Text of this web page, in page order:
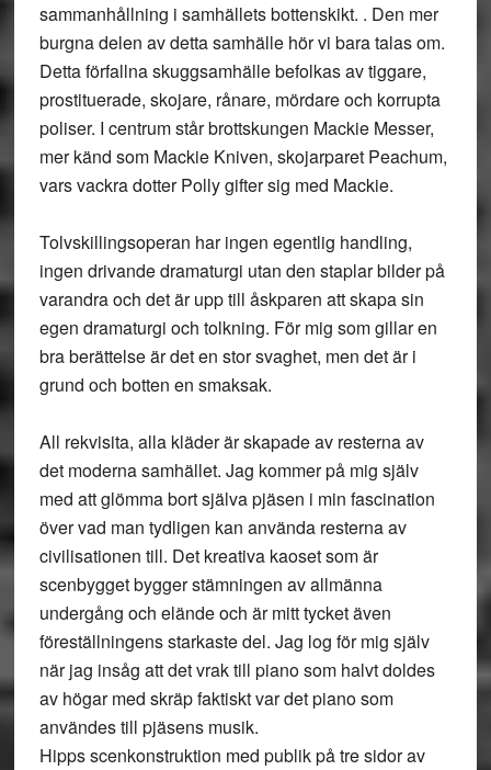
sammanhållning i samhällets bottenskikt. . Den mer
burgna delen av detta samhälle hör vi bara talas om.
Detta förfallna skuggsamhälle befolkas av tiggare,
prostituerade, skojare, rånare, mördare och korrupta
poliser. I centrum står brottskungen Mackie Messer,
mer känd som Mackie Kniven, skojarparet Peachum,
vars vackra dotter Polly gifter sig med Mackie.
Tolvskillingsoperan har ingen egentlig handling,
ingen drivande dramaturgi utan den staplar bilder på
varandra och det är upp till åskparen att skapa sin
egen dramaturgi och tolkning. För mig som gillar en
bra berättelse är det en stor svaghet, men det är i
grund och botten en smaksak.
All rekvisita, alla kläder är skapade av resterna av
det moderna samhället. Jag kommer på mig själv
med att glömma bort själva pjäsen i min fascination
över vad man tydligen kan använda resterna av
civilisationen till. Det kreativa kaoset som är
scenbygget bygger stämningen av allmänna
undergång och elände och är mitt tycket även
föreställningens starkaste del. Jag log för mig själv
när jag insåg att det vrak till piano som halvt doldes
av högar med skräp faktiskt var det piano som
användes till pjäsens musik.
Hipps scenkonstruktion med publik på tre sidor av